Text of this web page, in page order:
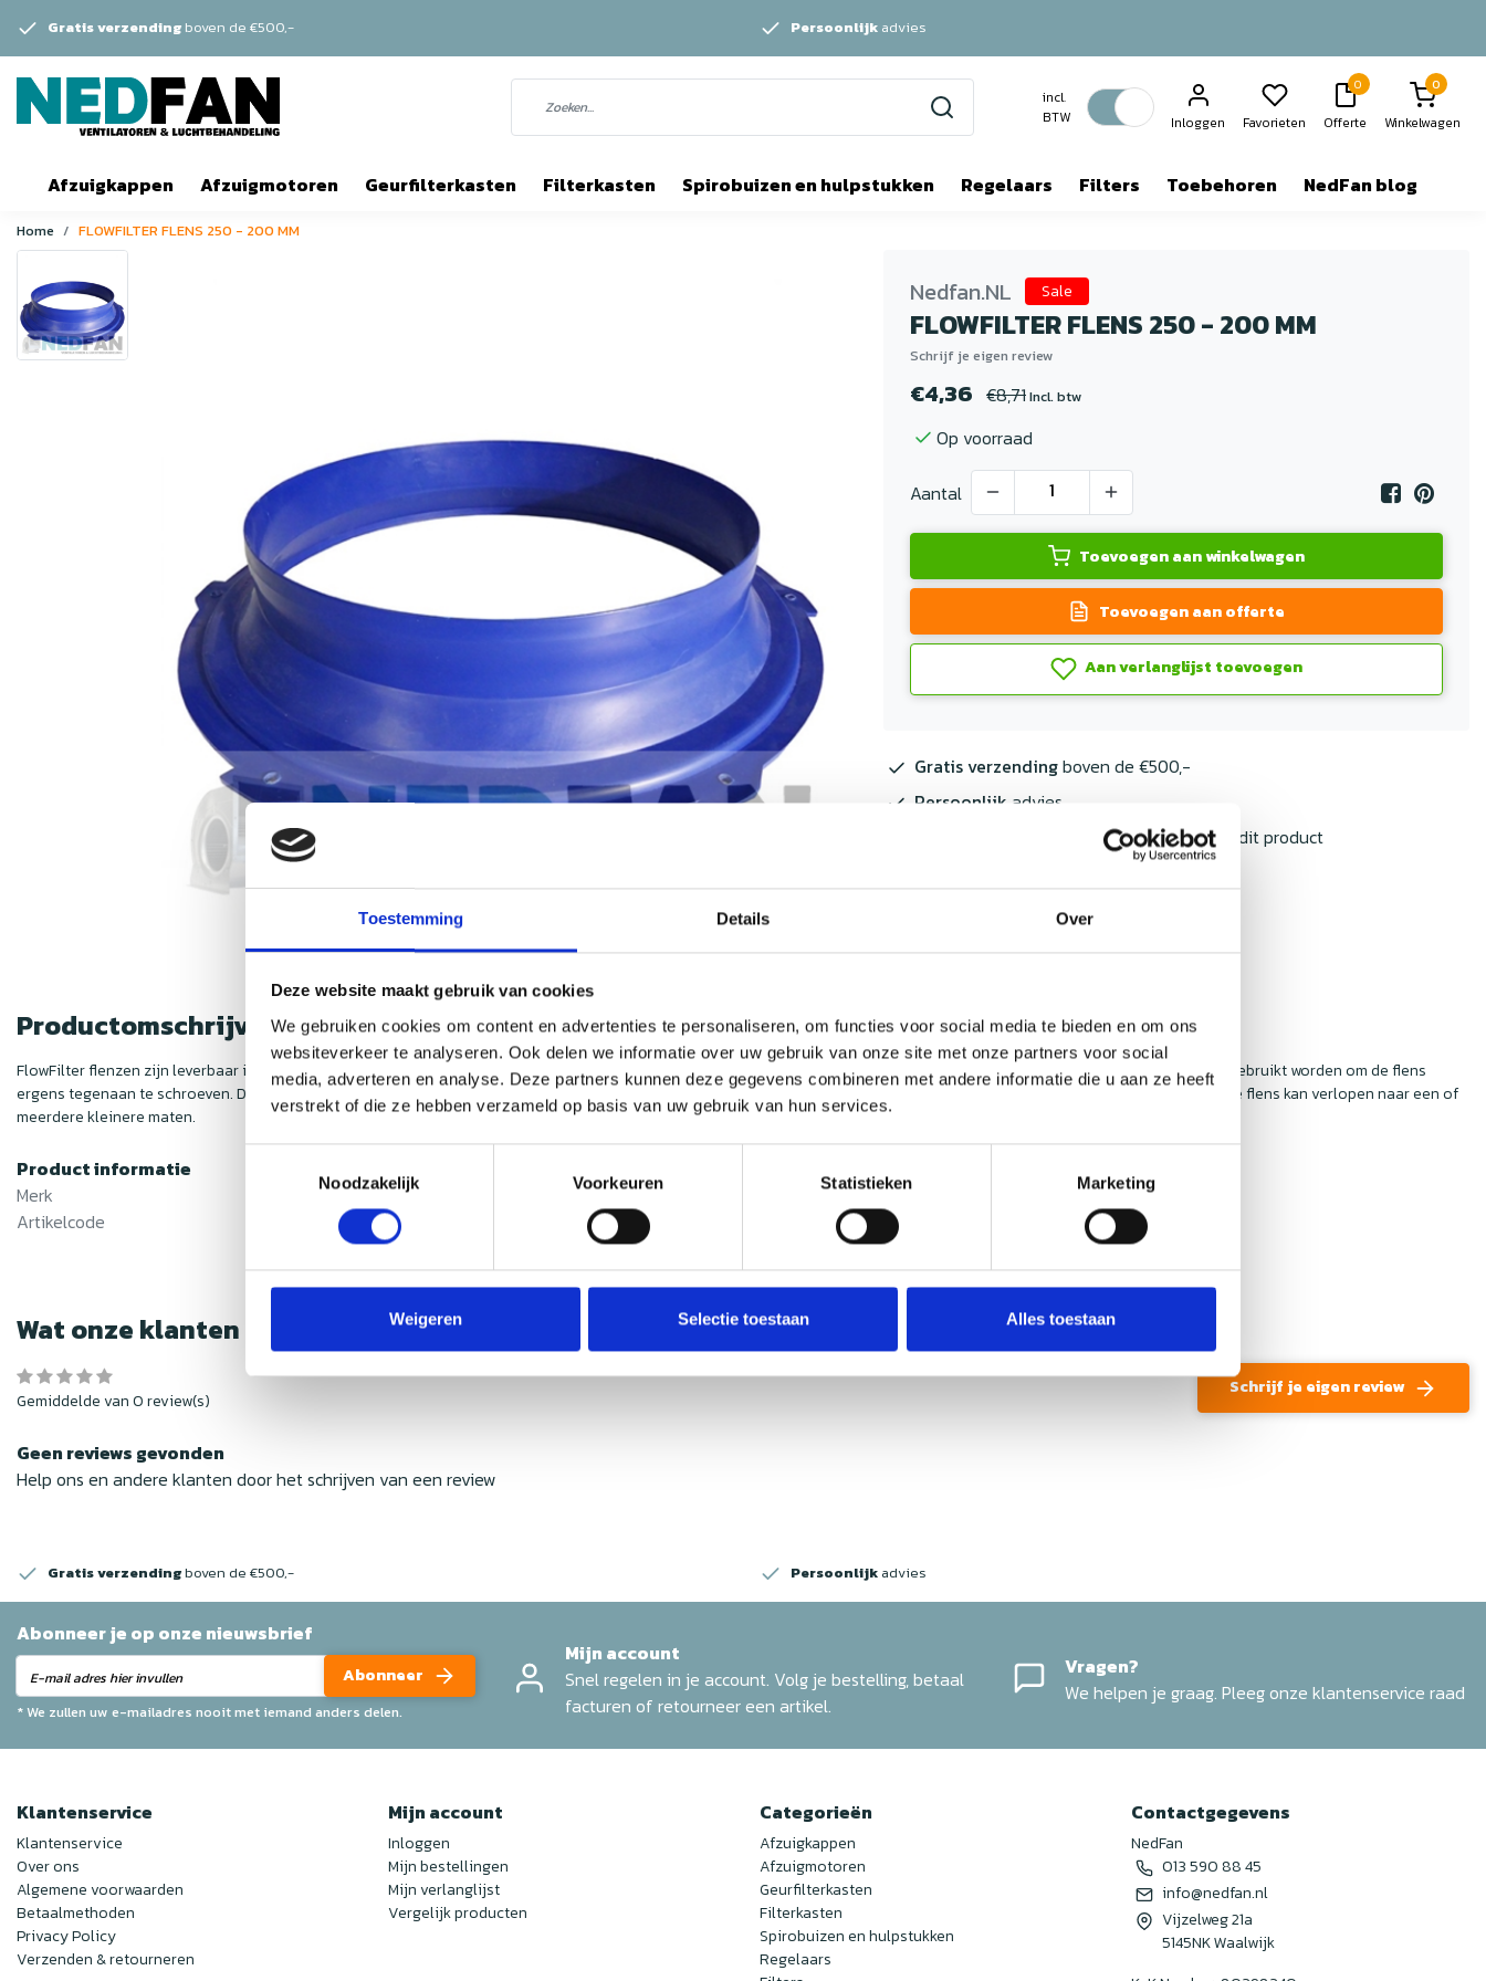
Toestemming Details Over
Deze website maakt gebruik van cookies
We gebruiken cookies om content en advertenties te personaliseren, om functies voor social media te bieden en om ons
websiteverkeer te analyseren. Ook delen we informatie over uw gebruik van onze site met onze partners voor social
media, adverteren en analyse. Deze partners kunnen deze gegevens combineren met andere informatie die u aan ze heeft
verstrekt of die ze hebben verzameld op basis van uw gebruik van hun services.
Noodzakelijk
Voorkeuren Statistieken Marketing
Weigeren Selectie toestaan Alles toestaan
Gratis verzending boven de €500,- Persoonlijk advies
incl.
BTW
Inloggen Favorieten
0
Offerte
0
Winkelwagen
Afzuigkappen Afzuigmotoren Geurfilterkasten Filterkasten Spirobuizen en hulpstukken Regelaars Filters Toebehoren NedFan blog
Home FLOWFILTER FLENS 250 - 200 MM
Nedfan.NL Sale
FLOWFILTER FLENS 250 - 200 MM
Schrijf je eigen review
€4,36 €8,71Incl. btw
Op voorraad
Aantal
Toevoegen aan winkelwagen
Toevoegen aan offerte
Aan verlanglijst toevoegen
Gratis verzendingboven de €500,-
Persoonlijk advies
Neem contact op over dit product
Productomschrijving
FlowFilter flenzen zijn leverbaar in verschillende maten en zijn koppelbaar op de FlowFilters zonder gereedschap. De flensen zijn voorzien van schroefgaatjes en kunnen ook gebruikt worden om de flens
ergens tegenaan te schroeven. De slang aansluiting is conisch voor een makkelijkere montage. De flenzen zijn leverbaar in de 4 verschillende diameters van de FlowFilters. Elke flens kan verlopen naar een of
meerdere kleinere maten.
Product informatie
Merk
Artikelcode
flowfilter-flens-250-200-mm
Wat onze klanten zeggen
Gemiddelde van 0 review(s)
Schrijf je eigen review
Geen reviews gevonden
Help ons en andere klanten door het schrijven van een review
Gratis verzendingboven de €500,- Persoonlijk advies
Abonneer je op onze nieuwsbrief
Abonneer
* We zullen uw e-mailadres nooit met iemand anders delen.
Mijn account
Snel regelen in je account. Volg je bestelling, betaal
facturen of retourneer een artikel.
Vragen?
We helpen je graag. Pleeg onze klantenservice raad
Klantenservice
Klantenservice
Over ons
Algemene voorwaarden
Betaalmethoden
Privacy Policy
Verzenden & retourneren
Mijn account
Inloggen
Mijn bestellingen
Mijn verlanglijst
Vergelijk producten
Categorieën
Afzuigkappen
Afzuigmotoren
Geurfilterkasten
Filterkasten
Spirobuizen en hulpstukken
Regelaars
Contactgegevens
NedFan
013 590 88 45
info@nedfan.nl
Vijzelweg 21a
5145NK Waalwijk